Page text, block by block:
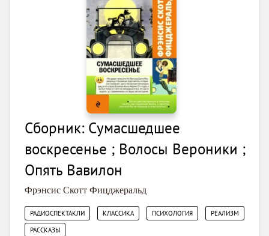
Сборник: Сумасшедшее
воскресенье ; Волосы Вероники ;
Опять Вавилон
Фрэнсис Скотт Фицджеральд
РАДИОСПЕКТАКЛИ КЛАССИКА ПСИХОЛОГИЯ РЕАЛИЗМ
РАССКАЗЫ